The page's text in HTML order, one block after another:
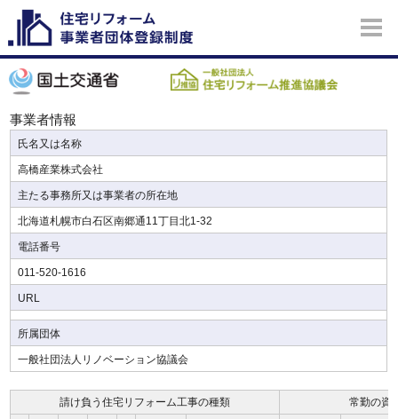
事業者情報
氏名又は名称
高橋産業株式会社
主たる事務所又は事業者の所在地
北海道札幌市白石区南郷通11丁目北1-32
電話番号
011-520-1616
URL
所属団体
一般社団法人リノベーション協議会
請け負う住宅リフォーム工事の種類 常勤の資